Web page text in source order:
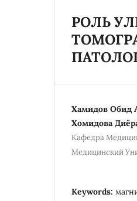
РОЛЬ
Хамидов Обид
Хомидова
Кафедра
Медицинский
Keywords: